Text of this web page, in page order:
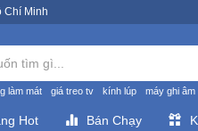
Chí Minh
làm mát giá treo tv kính lúp máy ghi âm
Hot Bán Chạy